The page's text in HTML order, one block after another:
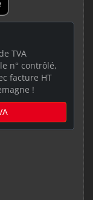
TVA
n° contrôlé,
facture HT
!